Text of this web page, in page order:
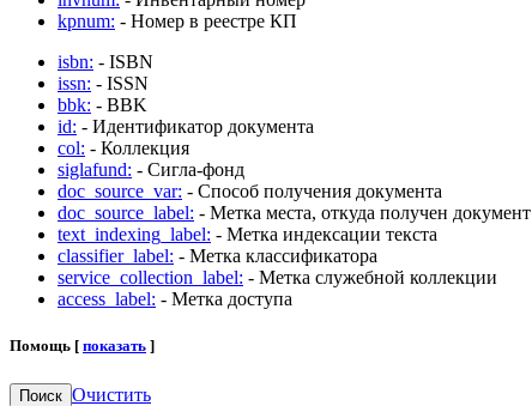
kpnum: - Номер в реестре КП
isbn: - ISBN
issn: - ISSN
bbk: - BBK
id: - Идентификатор документа
col: - Коллекция
siglafund: - Сигла-фонд
doc_source_var: - Способ получения документа
doc_source_label: - Метка места, откуда получен документ
text_indexing_label: - Метка индексации текста
classifier_label: - Метка классификатора
service_collection_label: - Метка служебной коллекции
access_label: - Метка доступа
Помощь [ показать ]
Поиск Очистить